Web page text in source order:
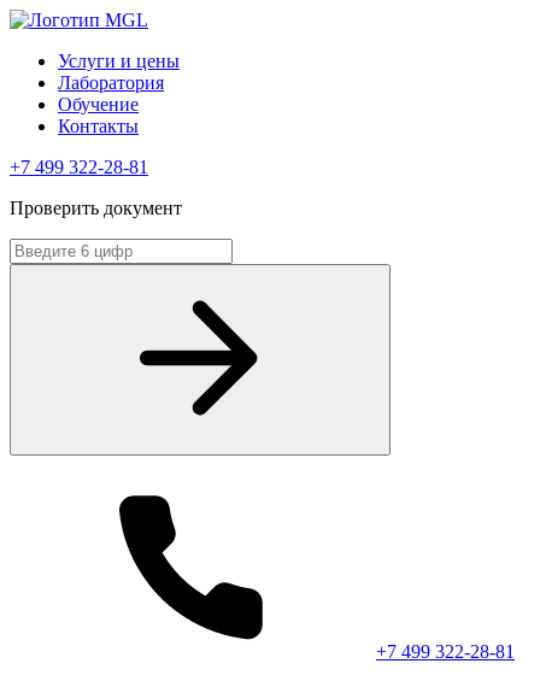
Услуги и цены
Лаборатория
Обучение
Контакты
+7 499 322-28-81
Проверить документ
+7 499 322-28-81